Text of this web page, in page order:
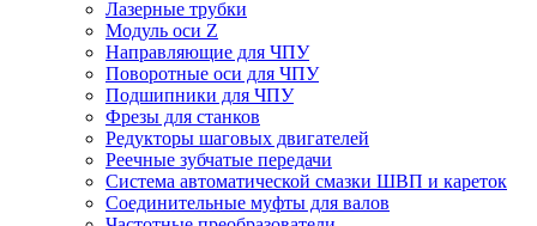
Лазерные трубки
Модуль оси Z
Направляющие для ЧПУ
Поворотные оси для ЧПУ
Подшипники для ЧПУ
Фрезы для станков
Редукторы шаговых двигателей
Реечные зубчатые передачи
Система автоматической смазки ШВП и кареток
Соединительные муфты для валов